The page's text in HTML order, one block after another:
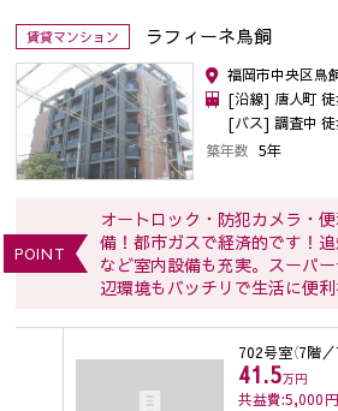
賃貸マンション ラフィーネ鳥飼
福岡市中央区鳥
[沿線] 唐人町
[バス] 調査中 徒
築年数 5年
POINT
オートロック・防犯カメラ・
備！都市ガスで経済的です！
など室内設備も充実。スーパ
辺環境もバッチリで生活に便利
702号室（7階
41.5万円
共益費:5,000円